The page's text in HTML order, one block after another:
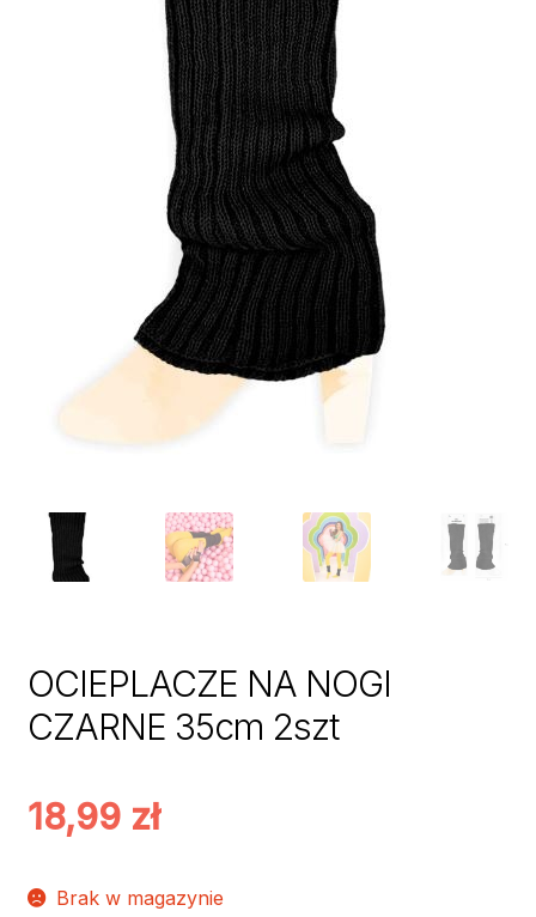
OCIEPLACZE NA NOGI
CZARNE 35cm 2szt
18,99 zł
Brak w magazynie